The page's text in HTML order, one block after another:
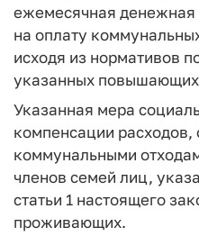
ежемесячная денежная
на оплату
исходя из нормативов
указанных
Указанная мера
компенсации
коммунальными
членов семей лиц,
статьи 1 настоящего
проживающих.